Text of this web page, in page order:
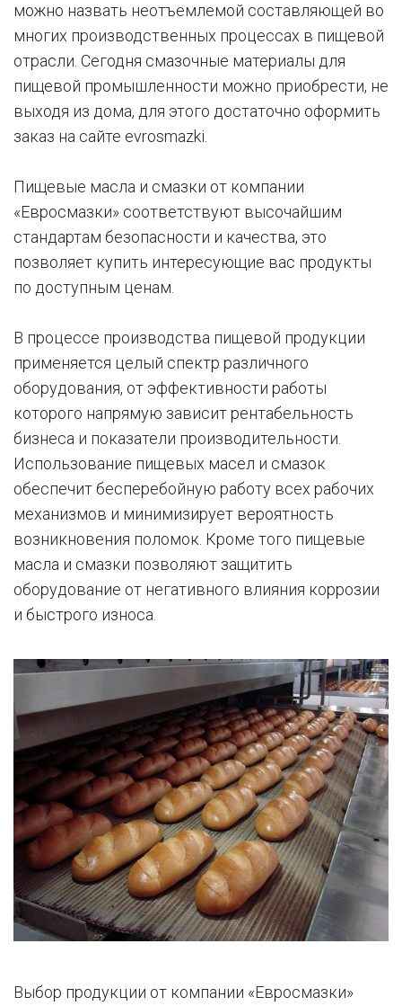
можно назвать неотъемлемой составляющей во
многих производственных процессах в пищевой
отрасли. Сегодня смазочные материалы для
пищевой промышленности можно приобрести, не
выходя из дома, для этого достаточно оформить
заказ на сайте evrosmazki.
Пищевые масла и смазки от компании
«Евросмазки» соответствуют высочайшим
стандартам безопасности и качества, это
позволяет купить интересующие вас продукты
по доступным ценам.
В процессе производства пищевой продукции
применяется целый спектр различного
оборудования, от эффективности работы
которого напрямую зависит рентабельность
бизнеса и показатели производительности.
Использование пищевых масел и смазок
обеспечит бесперебойную работу всех рабочих
механизмов и минимизирует вероятность
возникновения поломок. Кроме того пищевые
масла и смазки позволяют защитить
оборудование от негативного влияния коррозии
и быстрого износа.
Выбор продукции от компании «Евросмазки»